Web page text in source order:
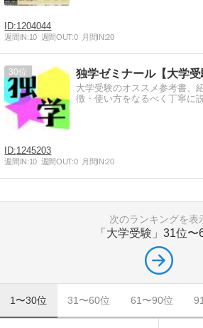
1204044
週間IN:10 週間OUT:0 月間IN:20
30 独学ゼミナール【大学受
大学受験のオススメ参考書、
徴・使い方をなるべく丁寧に
1245203
週間IN:10 週間OUT:0 月間IN:20
次のランキングを表
「大学受験」 31位〜
1〜30位 31〜60位 61〜90位